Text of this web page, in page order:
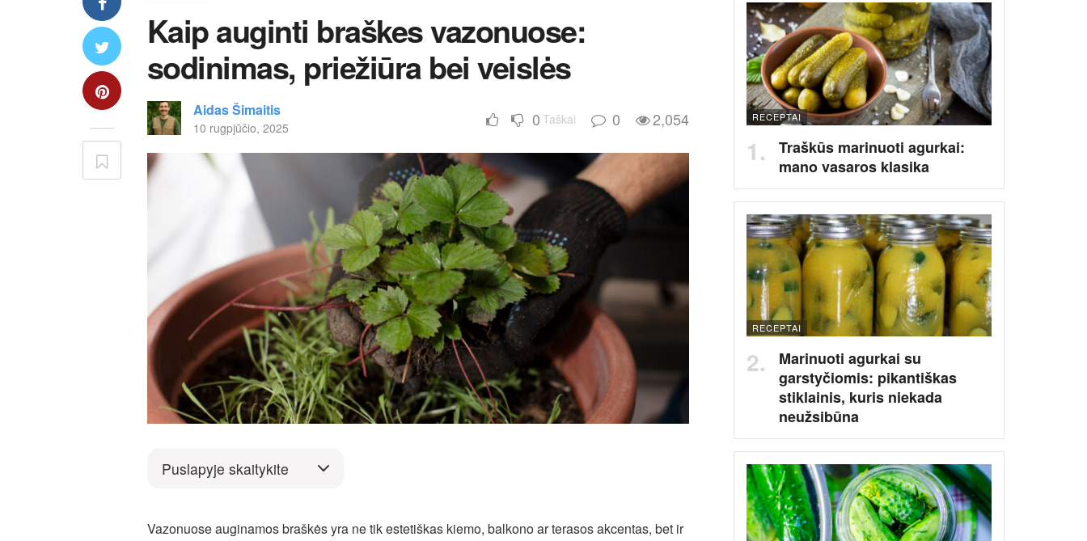
Kaip auginti braškes vazonuose:
sodinimas, priežiūra bei veislės
Aidas Šimaitis
10 rugpjūčio, 2025 0 Taškai 0 2,054
Puslapyje skaitykite
Vazonuose auginamos braškės yra ne tik estetiškas kiemo, balkono ar terasos akcentas, bet ir
RECEPTAI
Traškūs marinuoti agurkai:
mano vasaros klasika
RECEPTAI
Marinuoti agurkai su
garstyčiomis: pikantiškas
stiklainis, kuris niekada
neužsibūna